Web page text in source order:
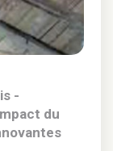
-
du